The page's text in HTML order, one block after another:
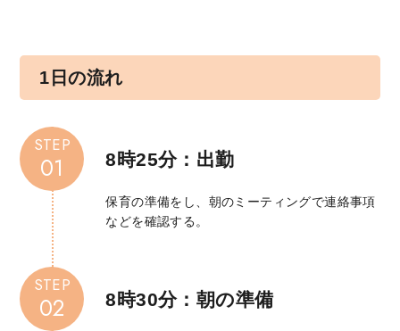
1日の流れ
STEP
01 8時25分：出勤
保育の準備をし、朝のミーティングで連絡事項
などを確認する。
STEP
02 8時30分：朝の準備